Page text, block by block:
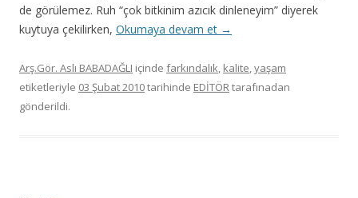
de görülemez. Ruh “çok bitkinim azıcık dinleneyim” diyerek
kuytuya çekilirken, Okumaya devam et →
Arş.Gör. Aslı BABADAĞLI içinde farkındalık, kalite,yaşam
etiketleriyle 03 Şubat 2010tarihinde EDİTÖRtarafınadan
gönderildi.